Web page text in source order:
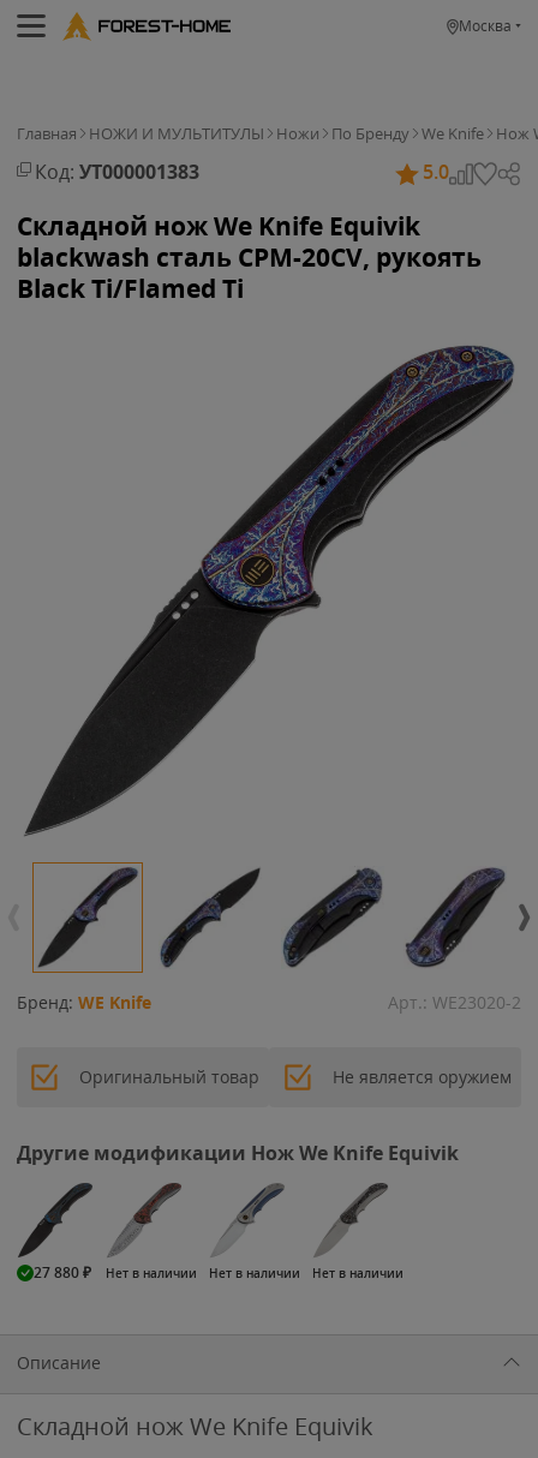
Москва
Главная НОЖИ И МУЛЬТИТУЛЫ Ножи По Бренду We Knife Нож
Код: УТ000001383 5.0
Складной нож We Knife Equivik
blackwash сталь CPM-20CV, рукоять
Black Ti/Flamed Ti
Бренд: WE Knife Арт.: WE23020-2
Оригинальный товар Не является оружием
Другие модификации Нож We Knife Equivik
27 880₽ Нет в наличии Нет в наличии Нет в наличии
Описание
Складной нож We Knife Equivik